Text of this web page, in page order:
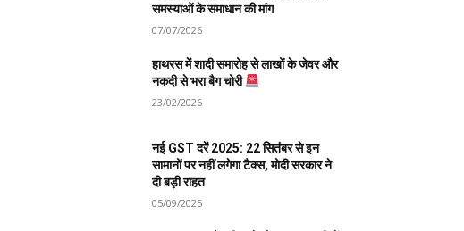
समस्याओं के समाधान की मांग
07/07/2026
हाथरस में शादी समारोह से लाखों के जेवर और
नकदी से भरा बैग चोरी
23/02/2026
नई GST दरें 2025: 22 सितंबर से इन
सामानों पर नहीं लगेगा टैक्स, मोदी सरकार ने
दी बड़ी राहत
05/09/2025